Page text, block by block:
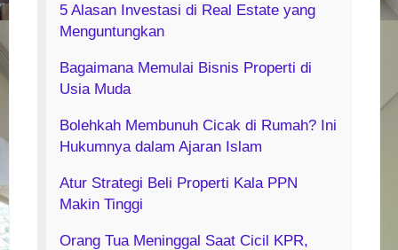
5 Alasan Investasi di Real Estate yang
Menguntungkan
Bagaimana Memulai Bisnis Properti di
Usia Muda
Bolehkah Membunuh Cicak di Rumah? Ini
Hukumnya dalam Ajaran Islam
Atur Strategi Beli Properti Kala PPN
Makin Tinggi
Orang Tua Meninggal Saat Cicil KPR,